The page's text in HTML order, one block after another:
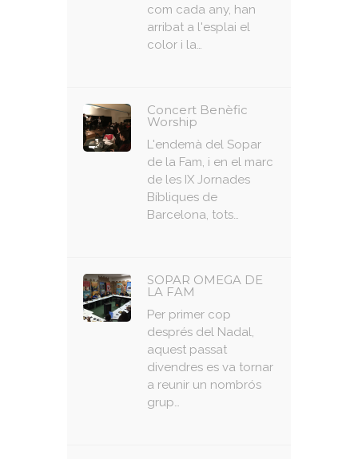
com cada any, han
arribat a l'esplai el
color i la…
Concert Benèfic
Worship
L'endemà del Sopar
de la Fam, i en el marc
de les IX Jornades
Bíbliques de
Barcelona, ​​tots…
SOPAR OMEGA DE
LA FAM
Per primer cop
després del Nadal,
aquest passat
divendres es va tornar
a reunir un nombrós
grup…